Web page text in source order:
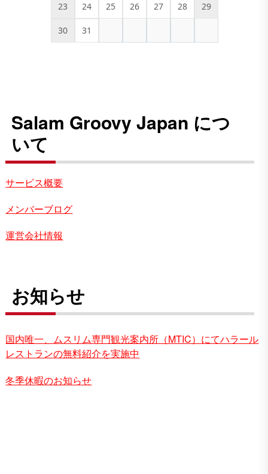
23 24 25 26 27 28 29
30 31
Salam Groovy Japan につ
いて
サービス概要
メンバーブログ
運営会社情報
お知らせ
国内唯一、ムスリム専門観光案内所（MTIC）にてハラール
レストランの無料紹介を実施中
冬季休暇のお知らせ